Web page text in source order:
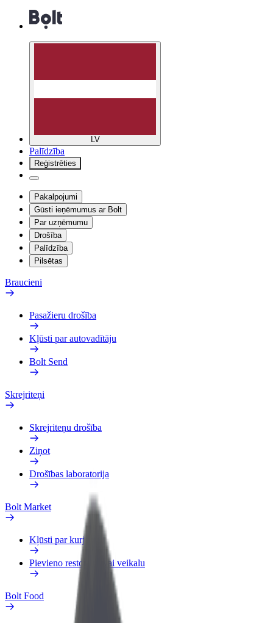
LV
Palīdzība
Reģistrēties
Pakalpojumi
Gūsti ieņēmumus ar Bolt
Par uzņēmumu
Drošība
Palīdzība
Pilsētas
Braucieni
Pasažieru drošība
Kļūsti par autovadītāju
Bolt Send
Skrejriteņi
Skrejriteņu drošība
Ziņot
Drošības laboratorija
Bolt Market
Kļūsti par kurjeru
Pievieno restorānu vai veikalu
Bolt Food